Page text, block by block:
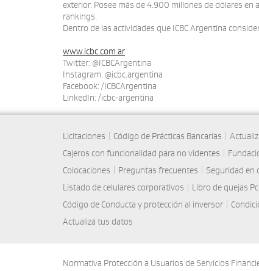
exterior. Posee más de 4.900 millones de dólares
rankings.
Dentro de las actividades que ICBC Argentina
www.icbc.com.ar
Twitter: @ICBCArgentina
Instagram: @icbc.argentina
Facebook: /ICBCArgentina
LinkedIn: /icbc-argentina
Licitaciones Código de Prácticas Bancarias
Cajeros con funcionalidad para no videntes
Colocaciones
Preguntas frecuentes Seguridad en
Listado de celulares corporativos
Libro de quejas
Código de Conducta y protección al inversor
Actualizá tus datos
Normativa Protección a Usuarios de Servicios